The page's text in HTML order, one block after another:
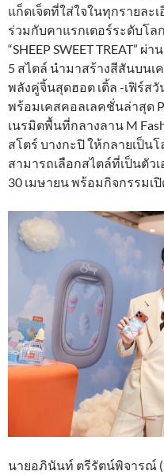
แก็ดเจ็ตที่ใส่ใจในทุกรายละ
ร่วมกับคาแรกเตอร์ระดับโล
“SHEEP SWEET
5 สไตล์ นำมาสร้างสีสันบน
พลังคู่จิ้นสุดฮอต เติ้ล -เฟิร์สวั
พร้อมเคสคอลเลคชั่นล่าสุด
เนรมิตพื้นที่กลางลาน M
สโตร์ บางกะปิ ให้กลายเป็
สามารถเลือกสไตล์ที่เป็นตัว
30 เมษายน พร้อมกิจกรรมเ
นายอภินันท์ ตรีรัตน์พิจารณ์ (